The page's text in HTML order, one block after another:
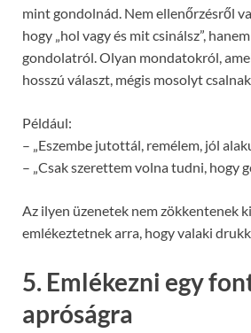
mint gondolnád. Nem ellenőrzésről
hogy „hol vagy és mit csinálsz”,
gondolatról. Olyan mondatokról,
hosszú választ, mégis mosolyt
Például:
– „Eszembe jutottál, remélem, jól
– „Csak szerettem volna tudni, hogy
Az ilyen üzenetek nem zökkentenek
emlékeztetnek arra, hogy valaki
5. Emlékezni egy
apróságra